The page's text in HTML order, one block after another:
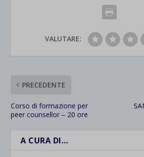
VALUTARE:
PRECEDENTE
Corso di formazione per
peer counsellor – 20 ore
A CURA DI…